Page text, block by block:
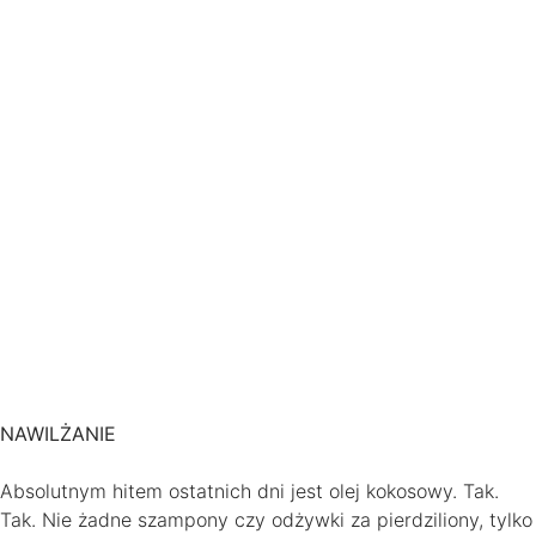
NAWILŻANIE
Absolutnym hitem ostatnich dni jest olej kokosowy. Tak.
Tak. Nie żadne szampony czy odżywki za pierdziliony, tylko